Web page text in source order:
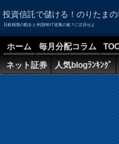
投資信託で儲ける！のりたま
日銀相場の動きと米国REIT逆風の嵐？に注目せよ
ホーム 毎月分配コラム
ネット証券
人気blogﾗﾝｷﾝｸﾞ